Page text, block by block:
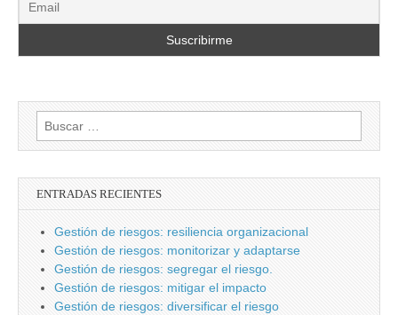
Buscar:
ENTRADAS RECIENTES
Gestión de riesgos: resiliencia organizacional
Gestión de riesgos: monitorizar y adaptarse
Gestión de riesgos: segregar el riesgo.
Gestión de riesgos: mitigar el impacto
Gestión de riesgos: diversificar el riesgo